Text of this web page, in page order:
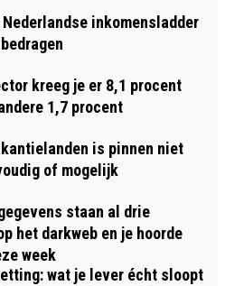
inkomensladder
kreeg je er 8,1 procent
1,7 procent
is pinnen niet
of mogelijk
staan al drie
het darkweb en je hoorde
week
wat je lever écht sloopt